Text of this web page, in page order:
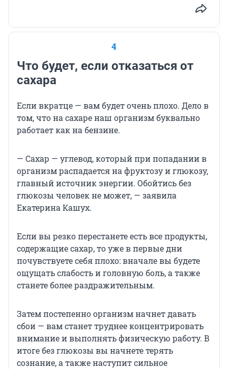
4
Что будет, если отказаться от
сахара
Если вкратце — вам будет очень плохо. Дело в
том, что на сахаре наш организм буквально
работает как на бензине.
— Сахар — углевод, который при попадании в
организм распадается на фруктозу и глюкозу,
главный источник энергии. Обойтись без
глюкозы человек не может, — заявила
Екатерина Кашух.
Если вы резко перестанете есть все продукты,
содержащие сахар, то уже в первые дни
почувствуете себя плохо: вначале вы будете
ощущать слабость и головную боль, а также
станете более раздражительным.
Затем постепенно организм начнет давать
сбои — вам станет труднее концентрировать
внимание и выполнять физическую работу. В
итоге без глюкозы вы начнете терять
сознание, а также наступит сильное